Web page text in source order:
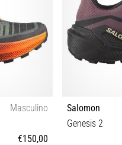
Masculino
€150,00
Salomon
Genesis 2